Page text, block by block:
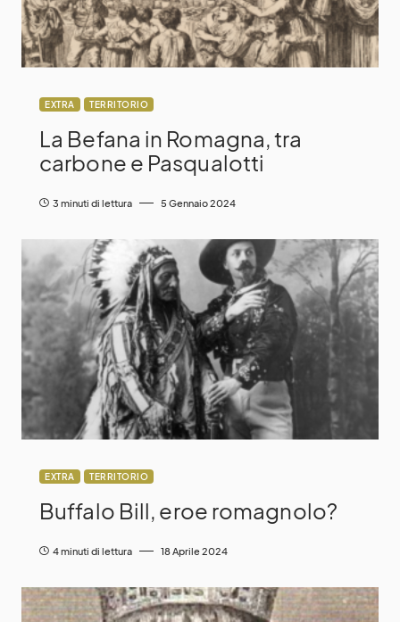
EXTRA TERRITORIO
La Befana in Romagna, tra
carbone e Pasqualotti
3 minuti di lettura 5 Gennaio 2024
EXTRA TERRITORIO
Buffalo Bill, eroe romagnolo?
4 minuti di lettura 18 Aprile 2024